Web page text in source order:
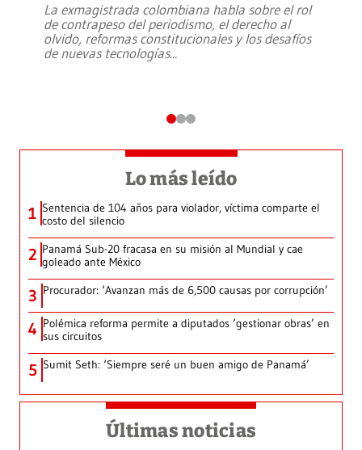
La exmagistrada colombiana habla sobre el rol
de contrapeso del periodismo, el derecho al
olvido, reformas constitucionales y los desafíos
de nuevas tecnologías...
Lo más leído
1 Sentencia de 104 años para violador, víctima comparte el
costo del silencio
2 Panamá Sub-20 fracasa en su misión al Mundial y cae
goleado ante México
3 Procurador: ‘Avanzan más de 6,500 causas por corrupción’
4 Polémica reforma permite a diputados ‘gestionar obras’ en
sus circuitos
5 Sumit Seth: ‘Siempre seré un buen amigo de Panamá’
Últimas noticias